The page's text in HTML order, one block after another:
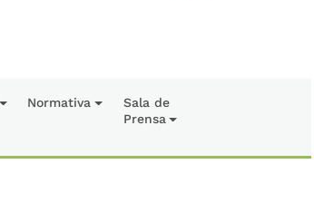
Normativa
Sala de
Prensa